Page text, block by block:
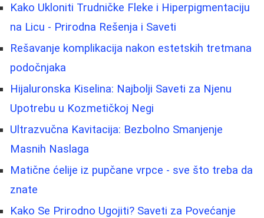
Kako Ukloniti Trudničke Fleke i Hiperpigmentaciju
na Licu - Prirodna Rešenja i Saveti
Rešavanje komplikacija nakon estetskih tretmana
podočnjaka
Hijaluronska Kiselina: Najbolji Saveti za Njenu
Upotrebu u Kozmetičkoj Negi
Ultrazvučna Kavitacija: Bezbolno Smanjenje
Masnih Naslaga
Matične ćelije iz pupčane vrpce - sve što treba da
znate
Kako Se Prirodno Ugojiti? Saveti za Povećanje